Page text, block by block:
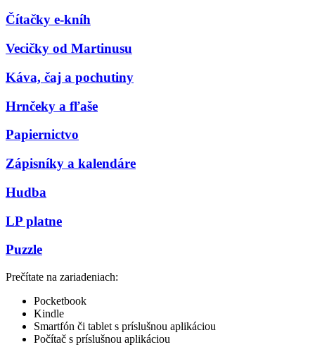
Čítačky e-kníh
Vecičky od Martinusu
Káva, čaj a pochutiny
Hrnčeky a fľaše
Papiernictvo
Zápisníky a kalendáre
Hudba
LP platne
Puzzle
Prečítate na zariadeniach:
Pocketbook
Kindle
Smartfón či tablet s príslušnou aplikáciou
Počítač s príslušnou aplikáciou